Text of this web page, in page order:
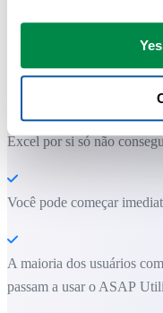
Economize
O ASAP Utilities ajuda
Excel por si só não
Você pode começar
A maioria dos usuários
passam a usar o ASAP